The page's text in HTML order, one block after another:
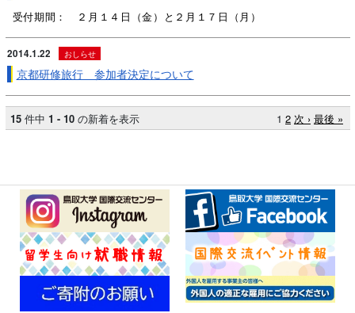
受付期間： ２月１４日（金）と２月１７日（月）
2014.1.22 おしらせ
京都研修旅行 参加者決定について
15 件中 1 - 10 の新着を表示 1 2 次 › 最後 »